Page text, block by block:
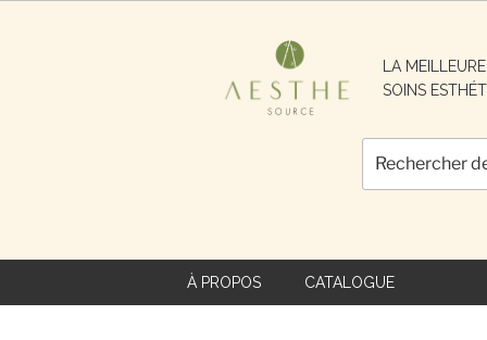
LA
SOINS
pour :
À PROPOS CATALOGUE